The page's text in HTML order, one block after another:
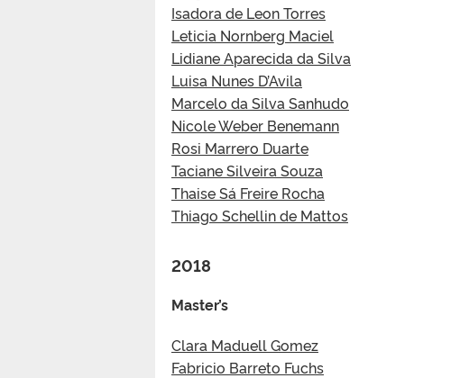
Isadora de Leon Torres
Leticia Nornberg Maciel
Lidiane Aparecida da Silva
Luisa Nunes D’Avila
Marcelo da Silva Sanhudo
Nicole Weber Benemann
Rosi Marrero Duarte
Taciane Silveira Souza
Thaise Sá Freire Rocha
Thiago Schellin de Mattos
2018
Master’s
Clara Maduell Gomez
Fabricio Barreto Fuchs